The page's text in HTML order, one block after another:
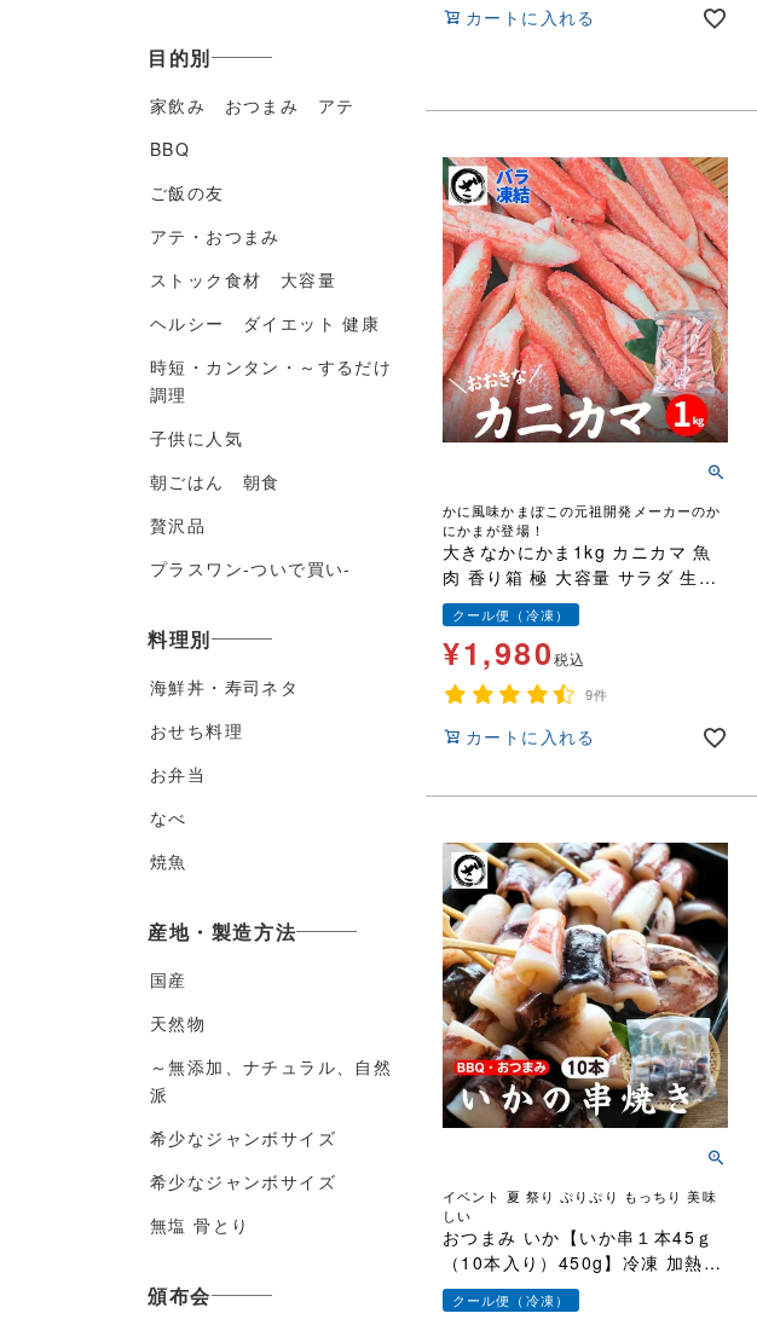
目的別
家飲み おつまみ アテ
BBQ
ご飯の友
アテ・おつまみ
ストック食材 大容量
ヘルシー ダイエット 健康
時短・カンタン・～するだけ
調理
子供に人気
朝ごはん 朝食
贅沢品
プラスワン-ついで買い-
料理別
海鮮丼・寿司ネタ
おせち料理
お弁当
なべ
焼魚
産地・製造方法
国産
天然物
～無添加、ナチュラル、自然
派
希少なジャンボサイズ
希少なジャンボサイズ
無塩 骨とり
頒布会
カートに入れる
かに風味かまぼこの元祖開発メーカーのか
にかまが登場！
大きなかにかま1kg カニカマ 魚
肉 香り箱 極 大容量 サラダ 生食
用クール便（冷凍）
¥1,980税込
9件
カートに入れる
イベント 夏 祭り ぷりぷり もっちり 美味
しい
おつまみ いか【いか串１本45ｇ
（10本入り）450g】冷凍 加熱用
食品 日本酒 ビール イカ 海鮮 串
晩酌 酒の肴 お酒 お父さん 串焼
クール便（冷凍）